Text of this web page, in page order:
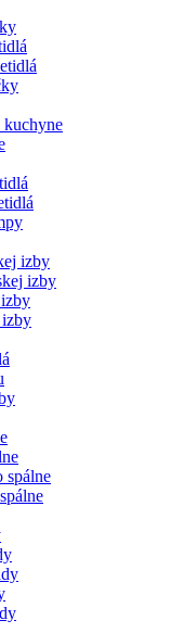
kuchyne
izby
izby
izby
spálne